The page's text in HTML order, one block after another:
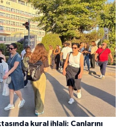
kural ihlali: Canlarını